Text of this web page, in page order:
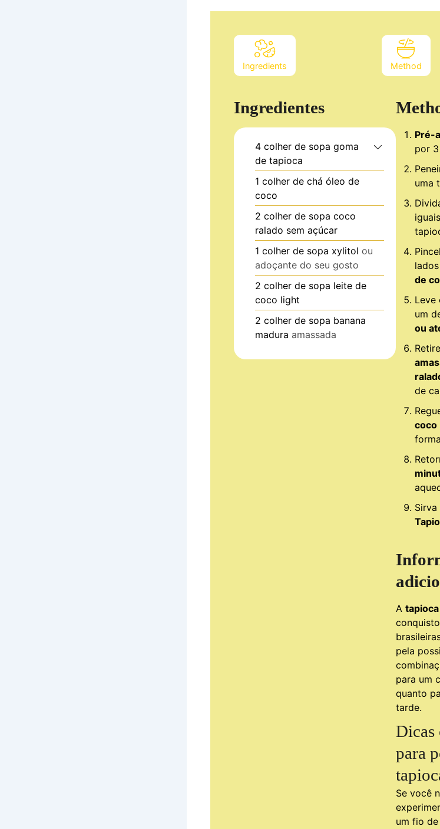
Ingredients Method
Ingredientes
4 colher de sopa goma
de tapioca
1 colher de chá óleo de
coco
2 colher de sopa coco
ralado sem açúcar
1 colher de sopa xylitol ou
adoçante do seu gosto
2 colher de sopa leite de
coco light
2 colher de sopa banana
madura amassada
Pré-
por
uma
de
Leve
um
ou
de
coco
A
pela
para um
quanto
tarde.
Dicas
para
Se você
um fio